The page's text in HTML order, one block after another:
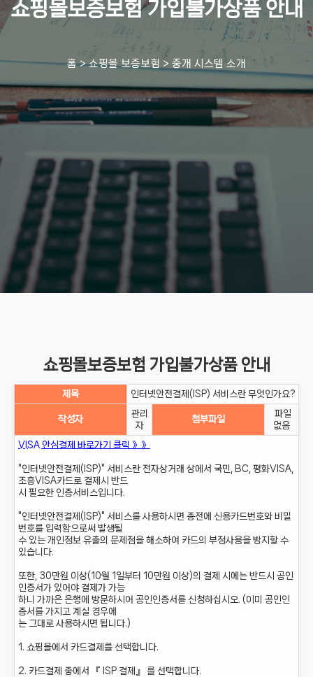
쇼핑몰보증보험 가입불가상품 안내
홈>쇼핑몰 보증보험 > 중개 시스템 소개
쇼핑몰보증보험 가입불가상품 안내
제목 인터넷안전결제(ISP) 서비스란 무엇인가요?
작성자
관리
자
첨부파일
파일
없음
VISA 안심결제 바로가기 클릭 》》
"인터넷안전결제(ISP)" 서비스란 전자상거래 상에서 국민, BC, 평화VISA,
조흥VISA카드로 결제시 반드
시 필요한 인증서비스입니다.
"인터넷안전결제(ISP)" 서비스를 사용하시면 종전에 신용카드번호와 비밀
번호를 입력함으로써 발생될
수 있는 개인정보 유출의 문제점을 해소하여 카드의 부정사용을 방지할 수
있습니다.
또한, 30만원 이상(10월 1일부터 10만원 이상)의 결제 시에는 반드시 공인
인증서가 있어야 결제가 가능
하니 가까은 은행에 방문하시어 공인인증서를 신청하십시오. (이미 공인인
증서를 가지고 계실 경우에
는 그대로 사용하시면 됩니다.)
1. 쇼핑몰에서 카드결제를 선택합니다.
2. 카드결제 중에서 『 ISP 결제』 를 선택합니다.